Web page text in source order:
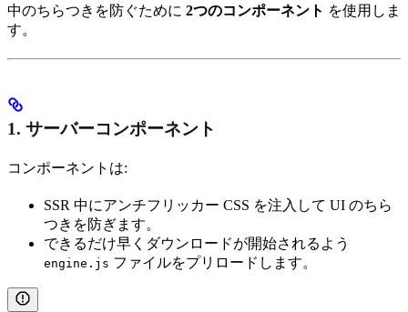
中のちらつきを防ぐために 2つのコンポーネント を使用しま
す。
1. サーバーコンポーネント
コンポーネントは:
SSR 中にアンチフリッカー CSS を注入して UI のちら
つきを防ぎます。
できるだけ早くダウンロードが開始されるよう
engine.js ファイルをプリロードします。